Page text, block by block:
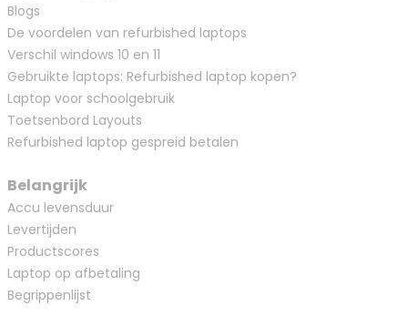
Blogs
De voordelen van refurbished laptops
Verschil windows 10 en 11
Gebruikte laptops: Refurbished laptop kopen?
Laptop voor schoolgebruik
Toetsenbord Layouts
Refurbished laptop gespreid betalen
Belangrijk
Accu levensduur
Levertijden
Productscores
Laptop op afbetaling
Begrippenlijst